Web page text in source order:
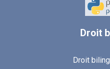
Droit
Droit